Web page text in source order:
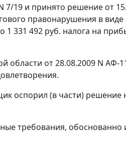
7/19 и принято решение от
правонарушения в виде
331 492 руб. налога на
от 28.08.2009 N АФ-
оспорил (в части) решение
требования, обоснованно